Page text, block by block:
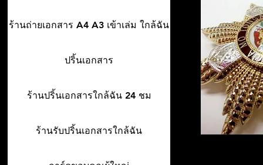
ร้านถ่ายเอกสาร A4 A3 เข้าเล่ม ใกล้ฉัน
ปริ้นเอกสาร
ร้านปริ้นเอกสารใกล้ฉัน 24 ชม
ร้านรับปริ้นเอกสารใกล้ฉัน